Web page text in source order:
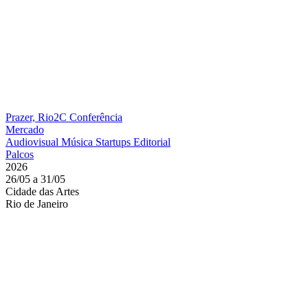
Prazer, Rio2C Conferência
Mercado
Audiovisual Música Startups Editorial
Palcos
2026
26/05 a 31/05
Cidade das Artes
Rio de Janeiro